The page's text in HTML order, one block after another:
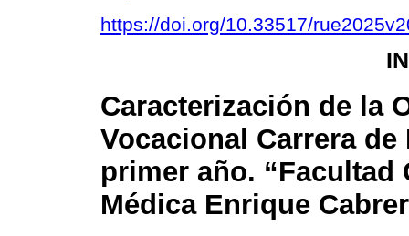
https://doi.org/10.33517/
Caracterización de la
Vocacional Carrera de
primer año. “Facultad
Médica Enrique